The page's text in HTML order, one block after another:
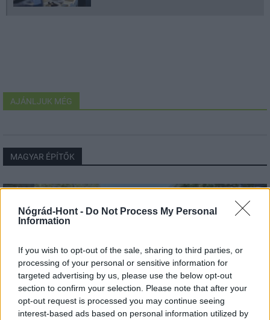
Nógrád-Hont - Do Not Process My Personal
Information
If you wish to opt-out of the sale, sharing to third parties, or
processing of your personal or sensitive information for
targeted advertising by us, please use the below opt-out
section to confirm your selection. Please note that after your
opt-out request is processed you may continue seeing
interest-based ads based on personal information utilized by
AJÁNLJUK MÉG
MAGYAR ÉPÍTŐK
Mi épül?